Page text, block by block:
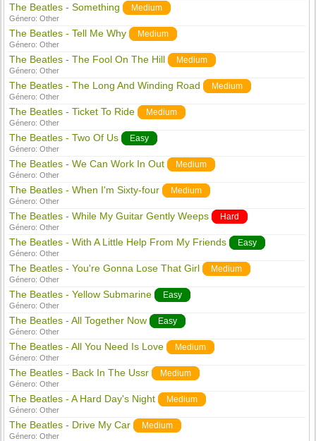
The Beatles - Something Medium
Género:Other
The Beatles - Tell Me Why Medium
Género:Other
The Beatles - The Fool On The Hill Medium
Género:Other
The Beatles - The Long And Winding Road Medium
Género:Other
The Beatles - Ticket To Ride Medium
Género:Other
The Beatles - Two Of Us Easy
Género:Other
The Beatles - We Can Work In Out Medium
Género:Other
The Beatles - When I'm Sixty-four Medium
Género:Other
The Beatles - While My Guitar Gently Weeps Hard
Género:Other
The Beatles - With A Little Help From My Friends Easy
Género:Other
The Beatles - You're Gonna Lose That Girl Medium
Género:Other
The Beatles - Yellow Submarine Easy
Género:Other
The Beatles - All Together Now Easy
Género:Other
The Beatles - All You Need Is Love Medium
Género:Other
The Beatles - Back In The Ussr Medium
Género:Other
The Beatles - A Hard Day's Night Medium
Género:Other
The Beatles - Drive My Car Medium
Género:Other